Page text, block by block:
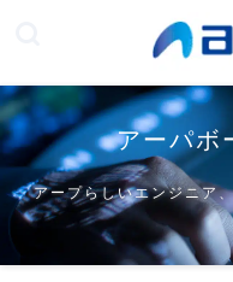
アーパボ
アープらしいエンジニア